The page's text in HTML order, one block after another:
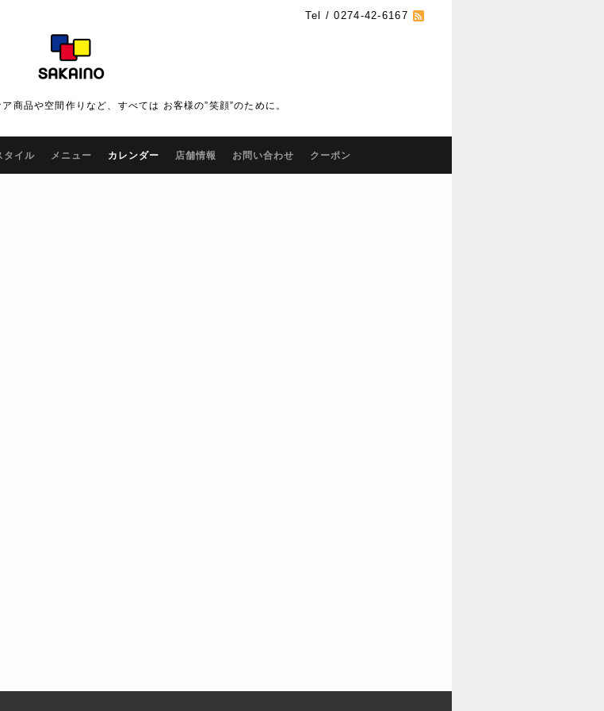
Tel / 0274-42-6167
商品や空間作りなど、すべては お客様の”笑顔”のために。
タイル メニュー カレンダー 店舗情報 お問い合わせ クーポン